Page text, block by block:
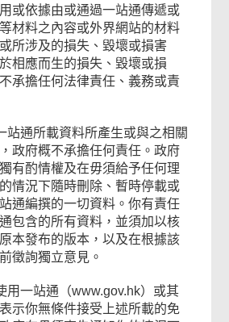
或依據由或通過一站通傳遞或
材料之內容或外界網站的材料
所涉及的損失、毀壞或損害
於相應而生的損失、毀壞或損
承擔任何法律責任、義務或責
站通所載資料所產生或與之相關
政府概不承擔任何責任。政府
有酌情權及在毋須給予任何理
情況下隨時刪除、暫時停載或
通編撰的一切資料。你有責任
包含的所有資料，並須加以核
本發布的版本，以及在根據該
徵詢獨立意見。
用一站通（www.gov.hk）或其
示你無條件接受上述所載的免